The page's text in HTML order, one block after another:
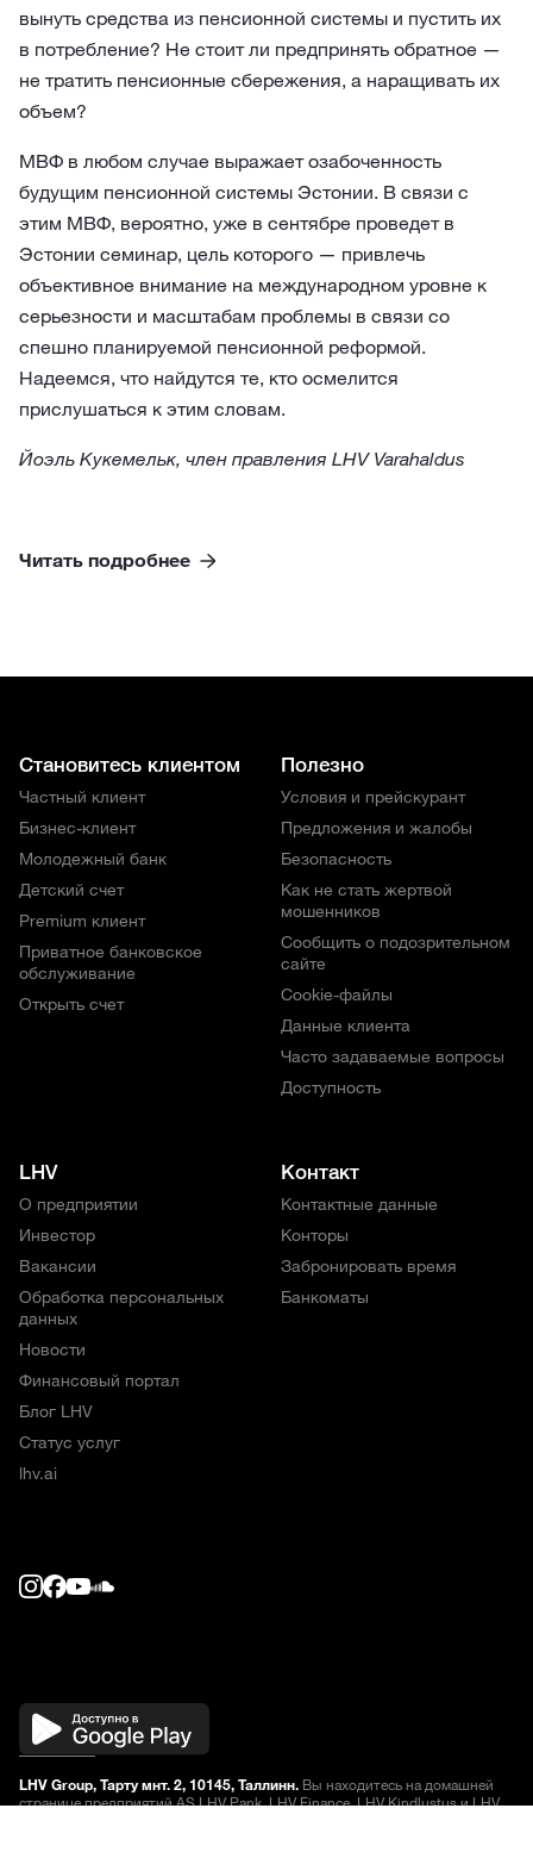
вынуть средства из пенсионной системы и пустить их
в потребление? Не стоит ли предпринять обратное —
не тратить пенсионные сбережения, а наращивать их
объем?
МВФ в любом случае выражает озабоченность
будущим пенсионной системы Эстонии. В связи с
этим МВФ, вероятно, уже в сентябре проведет в
Эстонии семинар, цель которого — привлечь
объективное внимание на международном уровне к
серьезности и масштабам проблемы в связи со
спешно планируемой пенсионной реформой.
Надеемся, что найдутся те, кто осмелится
прислушаться к этим словам.
Йоэль Кукемельк, член правления LHV Varahaldus
Читать подробнее
Становитесь клиентом
Частный клиент
Бизнес-клиент
Молодежный банк
Детский счет
Premium клиент
Приватное банковское
обслуживание
Открыть счет
Полезно
Условия и прейскурант
Предложения и жалобы
Безопасность
Как не стать жертвой
мошенников
Сообщить о подозрительном
сайте
Cookie-файлы
Данные клиента
Часто задаваемые вопросы
Доступность
LHV
О предприятии
Инвестор
Вакансии
Обработка персональных
данных
Новости
Финансовый портал
Блог LHV
Статус услуг
lhv.ai
Контакт
Контактные данные
Конторы
Забронировать время
Банкоматы
LHV Group, Тарту мнт. 2, 10145, Таллинн. Вы находитесь на домашней
странице предприятий AS LHV Pank, LHV Finance, LHV Kindlustus и LHV